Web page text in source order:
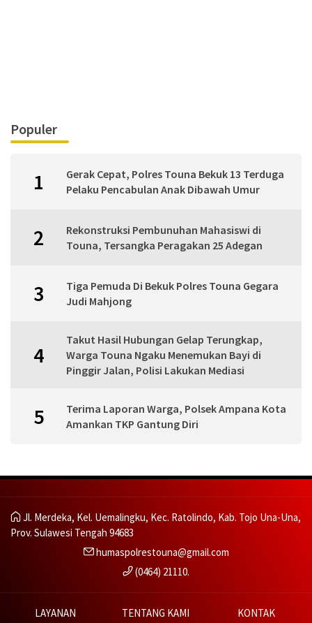
Populer
1
Gerak Cepat, Polres Touna Bekuk 13 Terduga
Pelaku Pencabulan Anak Dibawah Umur
2
Rekonstruksi Pembunuhan Mahasiswi di
Touna, Tersangka Peragakan 25 Adegan
3
Tiga Pemuda Di Bekuk Polres Touna Gegara
Judi Mahjong
4
Takut Hasil Hubungan Gelap Terungkap,
Warga Touna Ngaku Menemukan Bayi di
Pinggir Jalan, Polisi Lakukan Mediasi
5
Terima Laporan Warga, Polsek Ampana Kota
Amankan TKP Gantung Diri
Jl. Merdeka, Kel. Uemalingku, Kec. Ratolindo, Kab. Tojo Una-Una,
Prov. Sulawesi Tengah 94683
humaspolrestouna@gmail.com
(0464) 21110.
LAYANAN TENTANG KAMI KONTAK